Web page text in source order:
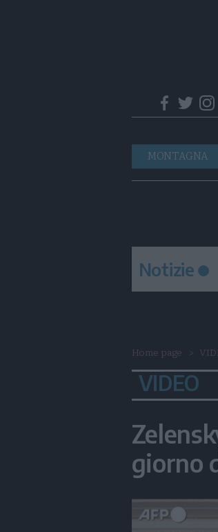
Navigazione
principale
MONTAGNA
Notizie
Home page
VIDEO
giorno